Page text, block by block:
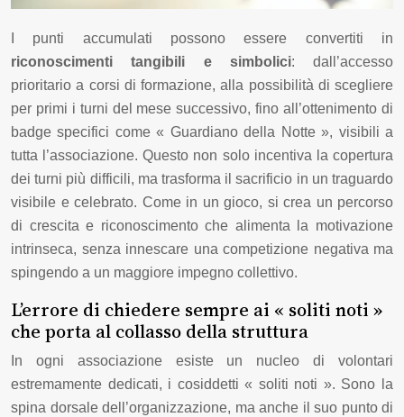
I punti accumulati possono essere convertiti in
riconoscimenti tangibili e simbolici: dall’accesso
prioritario a corsi di formazione, alla possibilità di scegliere
per primi i turni del mese successivo, fino all’ottenimento di
badge specifici come « Guardiano della Notte », visibili a
tutta l’associazione. Questo non solo incentiva la copertura
dei turni più difficili, ma trasforma il sacrificio in un traguardo
visibile e celebrato. Come in un gioco, si crea un percorso
di crescita e riconoscimento che alimenta la motivazione
intrinseca, senza innescare una competizione negativa ma
spingendo a un maggiore impegno collettivo.
L’errore di chiedere sempre ai « soliti noti »
che porta al collasso della struttura
In ogni associazione esiste un nucleo di volontari
estremamente dedicati, i cosiddetti « soliti noti ». Sono la
spina dorsale dell’organizzazione, ma anche il suo punto di